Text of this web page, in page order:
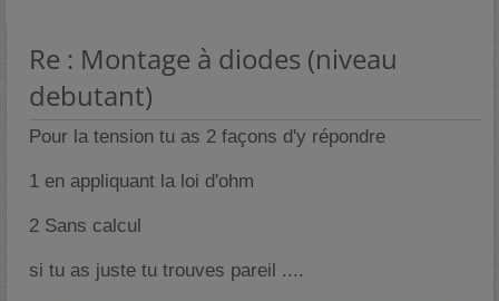
Re : Montage à diodes (niveau
debutant)
Pour la tension tu as 2 façons d'y répondre
1 en appliquant la loi d'ohm
2 Sans calcul
si tu as juste tu trouves pareil ....